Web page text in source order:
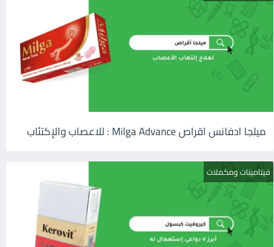
ميلجا ادفانس اقراص Milga Advance : للاعصاب والإكتئاب
فيتامينات ومكملات